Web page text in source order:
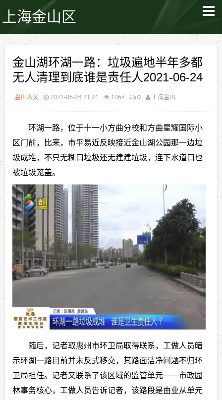
上海金山区
金山湖环湖一路：垃圾遍地半年多都
无人清理到底谁是责任人2021-06-24
金山人文 2021-06-24 21:21 1068 0 上海金山
环湖一路，位于十一小方曲分校和方曲星耀国际小
区门前，比来，市平易近反映接近金山湖公园那一边垃
圾成堆，不只无糊口垃圾还无建建垃圾，连下水道口也
被垃圾笼盖。
随后，记者取惠州市环卫局取得联系，工做人员暗
示环湖一路目前并未反式移交，其路面洁净问题不归环
卫局担任。记者又联系了该区域的监管单元——市政园
林事务核心，工做人员告诉记者，该路段是由业从单元